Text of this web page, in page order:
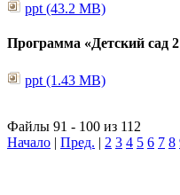
ppt (43.2 MB)
Программа «Детский сад
ppt (1.43 MB)
Файлы 91 - 100 из 112
Начало | Пред. | 2 3 4 5 6 7 8